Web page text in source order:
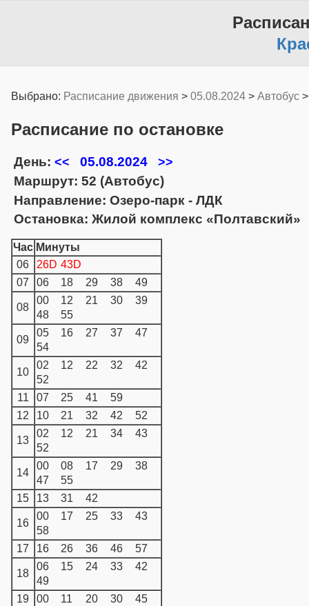
Выбрано: Расписание движения > 05.08.2024 > Автобус
Расписание по остановке
День: << 05.08.2024 >>
Маршрут: 52 (Автобус)
Направление: Озеро-парк - ЛДК
Остановка: Жилой комплекс «Полтавский»
Час Минуты
06
26D 43D
07
06 18 29 38 49
08
00 12 21 30
39
48
55
09
05 16 27 37
47
54
10
02 12 22 32
42
52
11
07 25 41
59
12
10 21 32 42 52
13
02 12 21 34
43
52
14
00 08 17 29
38
47
55
15
13 31 42
16
00 17 25 33
43
58
17
16 26 36 46 57
18
06 15 24 33
42
49
19
00 11 20 30
45